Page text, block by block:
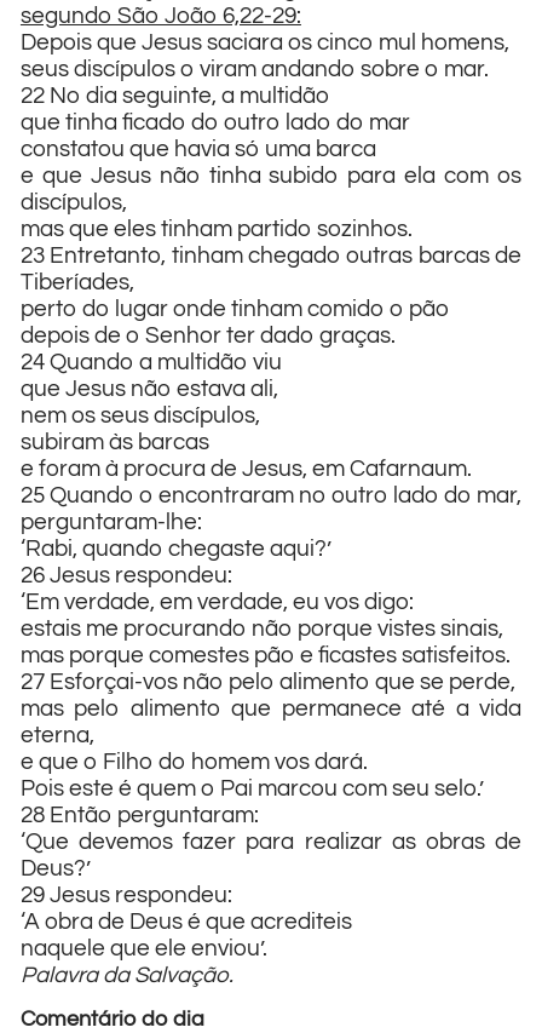
segundo São João 6,22-29:
Depois que Jesus saciara os cinco mul homens,
seus discípulos o viram andando sobre o mar.
22 No dia seguinte, a multidão
que tinha ficado do outro lado do mar
constatou que havia só uma barca
e que Jesus não tinha subido para ela com os
discípulos,
mas que eles tinham partido sozinhos.
23 Entretanto, tinham chegado outras barcas de
Tiberíades,
perto do lugar onde tinham comido o pão
depois de o Senhor ter dado graças.
24 Quando a multidão viu
que Jesus não estava ali,
nem os seus discípulos,
subiram às barcas
e foram à procura de Jesus, em Cafarnaum.
25 Quando o encontraram no outro lado do mar,
perguntaram-lhe:
‘Rabi, quando chegaste aqui?’
26 Jesus respondeu:
‘Em verdade, em verdade, eu vos digo:
estais me procurando não porque vistes sinais,
mas porque comestes pão e ficastes satisfeitos.
27 Esforçai-vos não pelo alimento que se perde,
mas pelo alimento que permanece até a vida
eterna,
e que o Filho do homem vos dará.
Pois este é quem o Pai marcou com seu selo.’
28 Então perguntaram:
‘Que devemos fazer para realizar as obras de
Deus?’
29 Jesus respondeu:
‘A obra de Deus é que acrediteis
naquele que ele enviou’.
Palavra da Salvação.
Comentário do dia